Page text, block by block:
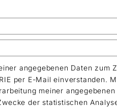
angegebenen Daten zum
per E-Mail einverstanden.
meiner angegebenen
der statistischen